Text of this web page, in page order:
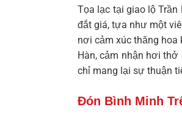
Tọa lạc tại giao lộ
đắt giá, tựa như một
nơi cảm xúc thăng hoa
Hàn, cảm nhận hơi
chỉ mang lại sự thuận
Đón Bình Minh